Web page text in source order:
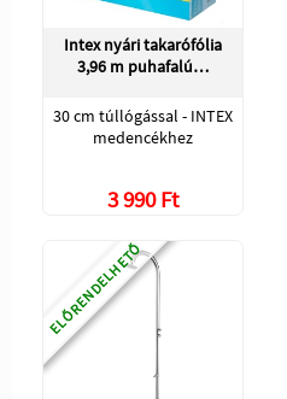
Intex nyári takarófólia
3,96 m puhafalú…
30 cm túllógással - INTEX
medencékhez
3 990 Ft
ELŐRENDELHETŐ